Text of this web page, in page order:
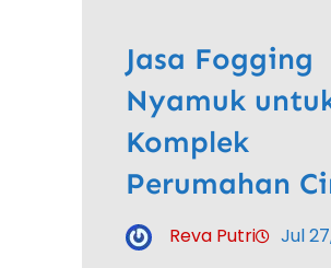
Jasa Fogging
Nyamuk
Komplek
Perumahan
Reva Putri Jul